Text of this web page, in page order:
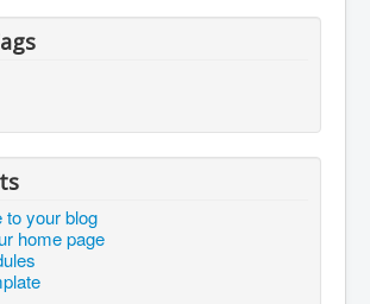
to your blog
home page